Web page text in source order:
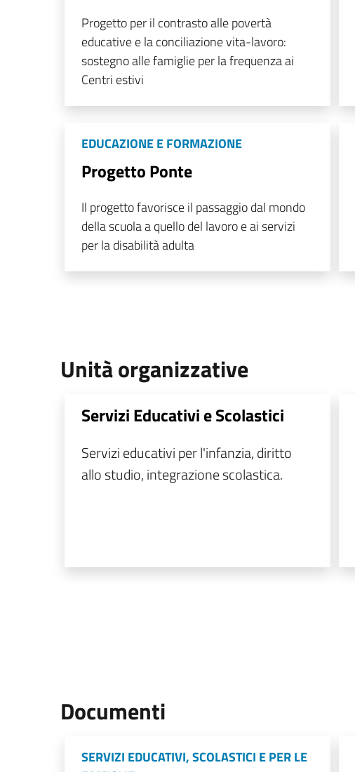
Progetto per il contrasto alle povertà
educative e la conciliazione vita-lavoro:
sostegno alle famiglie per la frequenza ai
Centri estivi
EDUCAZIONE E FORMAZIONE
Progetto Ponte
Il progetto favorisce il passaggio dal mondo
della scuola a quello del lavoro e ai servizi
per la disabilità adulta
Unità organizzative
Servizi Educativi e Scolastici
Servizi educativi per l'infanzia, diritto
allo studio, integrazione scolastica.
Documenti
SERVIZI EDUCATIVI, SCOLASTICI E PER LE